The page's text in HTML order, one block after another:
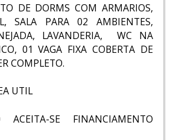
DE DORMS COM ARMARIOS,
SALA PARA 02 AMBIENTES,
LAVANDERIA, WC NA
01 VAGA FIXA COBERTA DE
COMPLETO.
UTIL
SE FINANCIAMENTO